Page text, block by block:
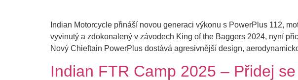
Indian Motorcycle přináší novou generaci výkonu s PowerPlus 112,
vyvinutý a zdokonalený v závodech King of the Baggers 2024, nyní
Nový Chieftain PowerPlus dostává agresivnější design,
Indian FTR Camp 2025 – Přidej